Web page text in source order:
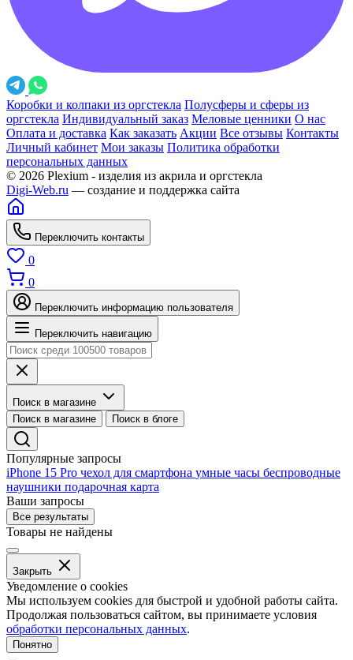
Коробки и колпаки из оргстекла Полусферы и сферы из
оргстекла Индивидуальный заказ Меловые ценники О нас
Оплата и доставка Как заказать Акции Все отзывы Контакты
Личный кабинет Мои заказы Политика обработки
персональных данных
© 2026 Plexium - изделия из акрила и оргстекла
Digi-Web.ru — создание и поддержка сайта
Переключить контакты
0
0
Переключить информацию пользователя
Переключить навигацию
Поиск в магазине
Поиск в магазине
Поиск в блоге
Популярные запросы
iPhone 15 Pro чехол для смартфона умные часы беспроводные
наушники подарочная карта
Ваши запросы
Все результаты
Товары не найдены
Закрыть
Уведомление о cookies
Мы используем cookies для быстрой и удобной работы сайта.
Продолжая пользоваться сайтом, вы принимаете условия
обработки персональных данных.
Понятно